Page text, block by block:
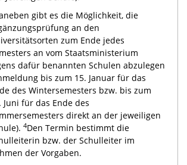
gibt es die Möglichkeit, die
an den
zum Ende jedes
an vom Staatsministerium
dafür benannten Schulen abzulegen
bis zum 15. Januar für das
des Wintersemesters bzw. bis zum
Juni für das Ende des
direkt an der jeweiligen
4Den Termin bestimmt die
bzw. der Schulleiter im
der Vorgaben.